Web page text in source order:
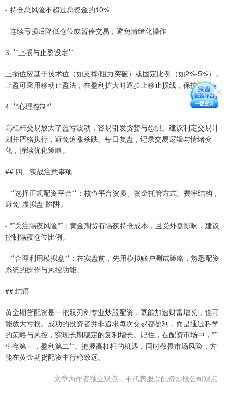
- 持仓总风险不超过总资金的10%
- 连续亏损后降低仓位或暂停交易，避免情绪化操作
3. **止损与止盈设定**
止损位应基于技术位（如支撑/阻力突破）或固定比例（如2%-5%）。
止盈可采用移动止盈法，在盈利扩大时逐步上移止损线，保护利润。
4. **心理控制**
高杠杆交易放大了盈亏波动，容易引发贪婪与恐惧。建议制定交易计
划并严格执行，避免追涨杀跌。每日复盘，记录交易逻辑与情绪变
化，持续优化策略。
## 四、实战注意事项
- **选择正规配资平台**：核查平台资质、资金托管方式、费率结构，
避免“虚拟盘”陷阱。
- **关注隔夜风险**：黄金期货有隔夜持仓成本，且受外盘影响，建议
控制隔夜仓位比例。
- **合理利用模拟盘**：在实盘前，先用模拟账户测试策略，熟悉配资
系统的操作与风控功能。
## 结语
黄金期货配资是一把双刃剑专业炒股配资，既能加速财富增长，也可
能放大亏损。成功的投资者并非追求每次交易都盈利，而是通过科学
的策略与风控，实现长期稳定的复利增长。记住，在配资市场中，**
生存第一，盈利第二**。把握高杠杆的机遇，同时敬畏市场风险，方
能在黄金期货配资中行稳致远。
文章为作者独立观点，不代表股票配资炒股公司观点